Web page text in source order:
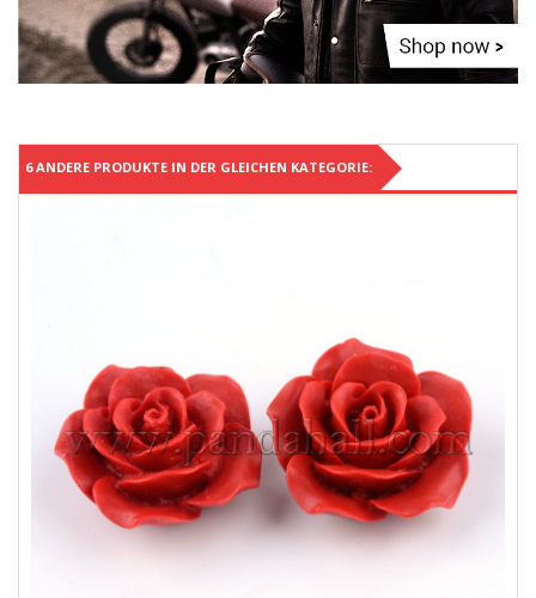
6 ANDERE PRODUKTE IN DER GLEICHEN KATEGORIE: